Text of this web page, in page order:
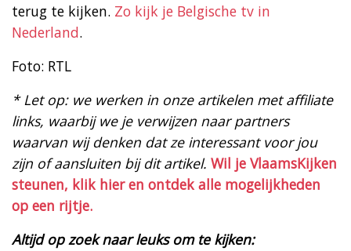
terug te kijken. Zo kijk je Belgische tv in
Nederland.
Foto: RTL
* Let op: we werken in onze artikelen met affiliate
links, waarbij we je verwijzen naar partners
waarvan wij denken dat ze interessant voor jou
zijn of aansluiten bij dit artikel. Wil je VlaamsKijken
steunen, klik hier en ontdek alle mogelijkheden
op een rijtje.
Altijd op zoek naar leuks om te kijken: